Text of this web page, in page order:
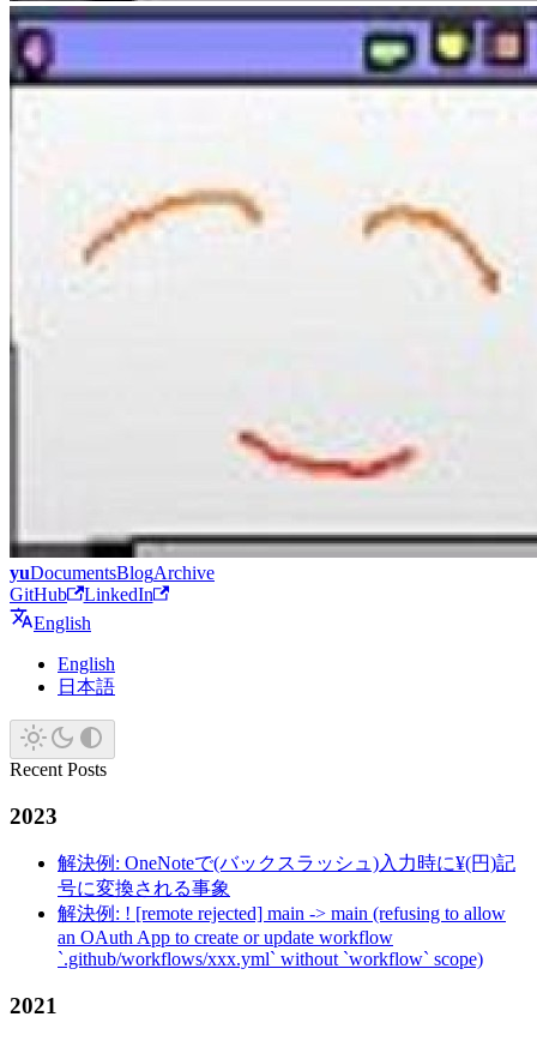
yuDocumentsBlogArchive
GitHub
LinkedIn
English
English
日本語
Recent Posts
2023
解決例: OneNoteで(バックスラッシュ)入力時に¥(円)記
号に変換される事象
解決例: ! [remote rejected] main -> main (refusing to allow
an OAuth App to create or update workflow
`.github/workflows/xxx.yml` without `workflow` scope)
2021